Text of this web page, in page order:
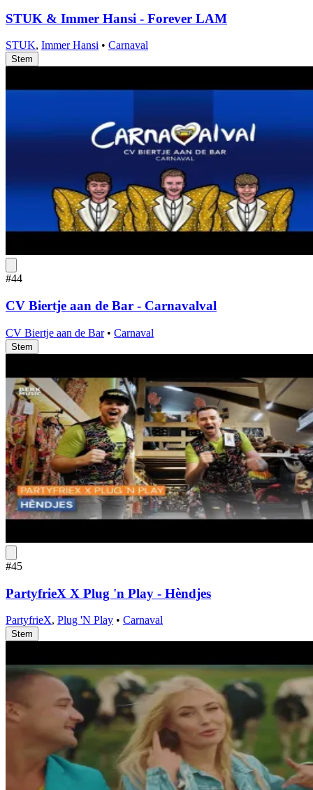
STUK & Immer Hansi - Forever LAM
STUK, Immer Hansi • Carnaval
Stem
#44
CV Biertje aan de Bar - Carnavalval
CV Biertje aan de Bar • Carnaval
Stem
#45
PartyfrieX X Plug 'n Play - Hèndjes
PartyfrieX, Plug 'N Play • Carnaval
Stem